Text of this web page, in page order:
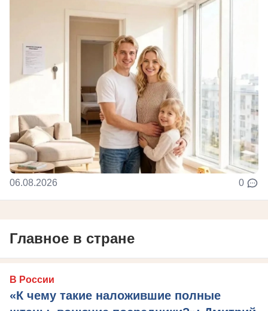
06.08.2026 0
Главное в стране
В России
«К чему такие наложившие полные